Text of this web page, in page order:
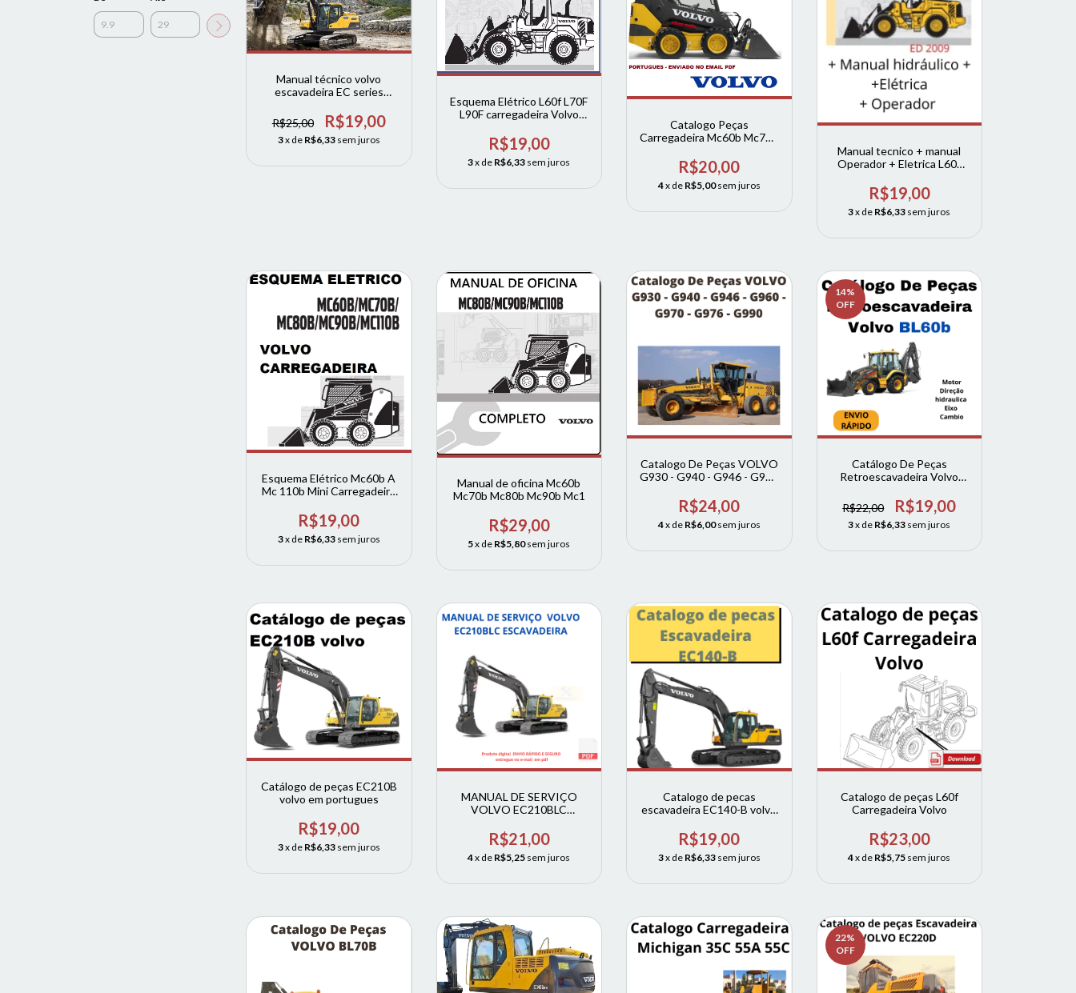
Manual técnico volvo
escavadeira EC series
EC350D
R$25,00 R$19,00
3x de R$6,33 sem juros
Esquema Elétrico L60f L70F
L90F carregadeira Volvo
portugues
R$19,00
3x de R$6,33 sem juros
Catalogo Peças
Carregadeira Mc60b Mc70b
R$20,00
4x de R$5,00 sem juros
Manual tecnico + manual
Operador + Eletrica L60f
R$19,00
3x de R$6,33 sem juros
Esquema Elétrico Mc60b A
Mc 110b Mini Carregadeira
R$19,00
3x de R$6,33 sem juros
Manual de oficina Mc60b
Mc70b Mc80b Mc90b Mc1
R$29,00
5x de R$5,80sem juros
Catalogo De Peças VOLVO
G930 - G940 - G946 - G960
R$24,00
4x de R$6,00 sem juros
14%
OFF
Catálogo De Peças
Retroescavadeira Volvo
R$22,00
R$19,00
3x de R$6,33 sem juros
Catálogo de peças EC210B
volvo em portugues
R$19,00
3x de R$6,33 sem juros
MANUAL DE SERVIÇO
VOLVO EC210BLC
R$21,00
4x de R$5,25 sem juros
Catalogo de pecas
escavadeira EC140-B volvo
R$19,00
3x de R$6,33 sem juros
Catalogo de peças L60f
Carregadeira Volvo
R$23,00
4x de R$5,75 sem juros
22%
OFF